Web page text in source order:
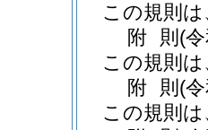
この規則
附 則 (
この規則
附 則 (
この規則